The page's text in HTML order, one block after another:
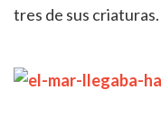
tres de sus criaturas.